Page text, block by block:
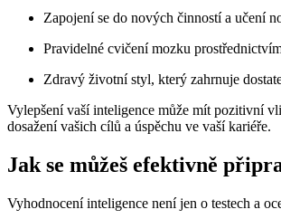
Zapojení se do nových činností a učení
Pravidelné cvičení mozku
Zdravý životní styl, který zahrnuje
Vylepšení vaší inteligence může mít pozitivní
dosažení vašich cílů a úspěchu ve vaší kariéře.
Jak se můžeš efektivně
Vyhodnocení inteligence není jen o testech a